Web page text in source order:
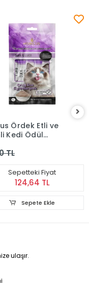
Ördek Etli ve
Kedi Ödül
TL
Sepetteki Fiyat
124,64 TL
Sepete Ekle
ulaşır.